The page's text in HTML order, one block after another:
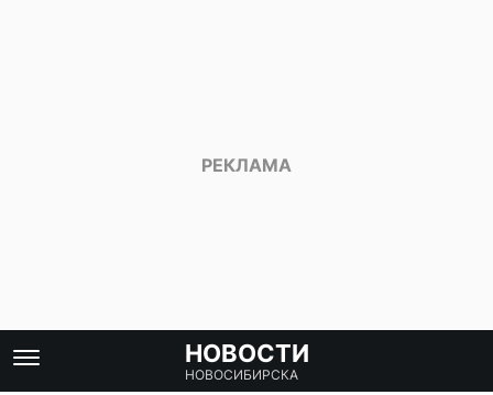
НОВОСТИ
НОВОСИБИРСКА